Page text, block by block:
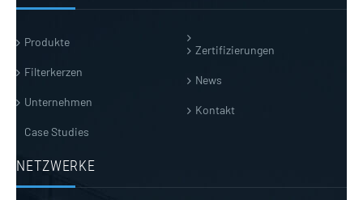
Produkte
Filterkerzen
Unternehmen
Case Studies
Zertifizierungen
News
Kontakt
NETZWERKE